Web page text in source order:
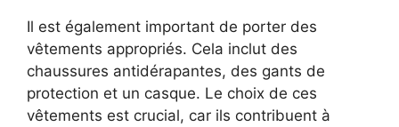
Il est également important de porter des
vêtements appropriés. Cela inclut des
chaussures antidérapantes, des gants de
protection et un casque. Le choix de ces
vêtements est crucial, car ils contribuent à